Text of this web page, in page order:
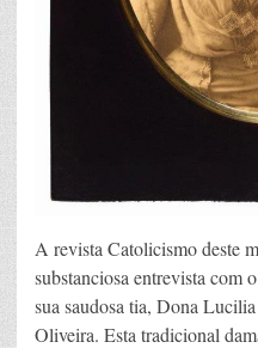
A revista Catolicismo deste
substanciosa entrevista
sua saudosa tia, Dona
Oliveira. Esta tradicional